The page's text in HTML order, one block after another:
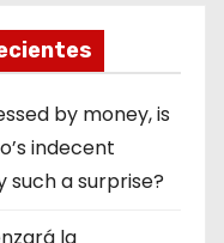
by money, is
indecent
such a surprise?
la